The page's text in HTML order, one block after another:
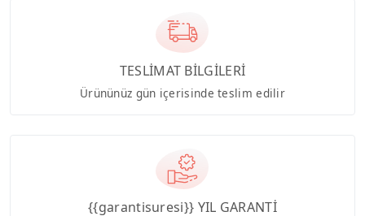
TESLİMAT BİLGİLERİ
Ürününüz gün içerisinde teslim edilir
{{garantisuresi}} YIL GARANTİ